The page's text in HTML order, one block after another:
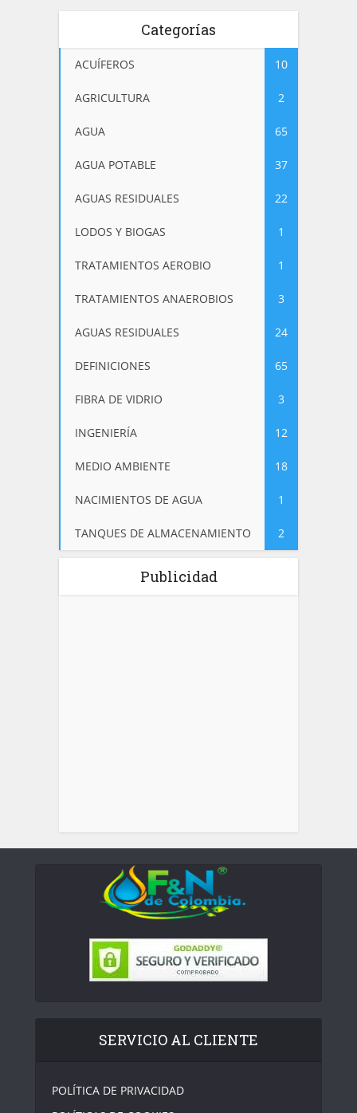
Categorías
ACUÍFEROS 10
AGRICULTURA 2
AGUA 65
AGUA POTABLE 37
AGUAS RESIDUALES 22
LODOS Y BIOGAS 1
TRATAMIENTOS AEROBIO 1
TRATAMIENTOS ANAEROBIOS 3
AGUAS RESIDUALES 24
DEFINICIONES 65
FIBRA DE VIDRIO 3
INGENIERÍA 12
MEDIO AMBIENTE 18
NACIMIENTOS DE AGUA 1
TANQUES DE ALMACENAMIENTO 2
Publicidad
SERVICIO AL CLIENTE
POLÍTICA DE PRIVACIDAD